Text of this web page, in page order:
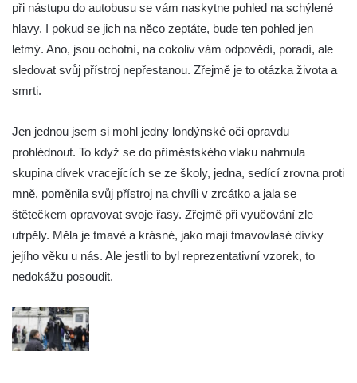
při nástupu do autobusu se vám naskytne pohled na schýlené
hlavy. I pokud se jich na něco zeptáte, bude ten pohled jen
letmý. Ano, jsou ochotní, na cokoliv vám odpovědí, poradí, ale
sledovat svůj přístroj nepřestanou. Zřejmě je to otázka života a
smrti.
Jen jednou jsem si mohl jedny londýnské oči opravdu
prohlédnout. To když se do příměstského vlaku nahrnula
skupina dívek vracejících se ze školy, jedna, sedící zrovna proti
mně, poměnila svůj přístroj na chvíli v zrcátko a jala se
štětečkem opravovat svoje řasy. Zřejmě při vyučování zle
utrpěly. Měla je tmavé a krásné, jako mají tmavovlasé dívky
jejího věku u nás. Ale jestli to byl reprezentativní vzorek, to
nedokážu posoudit.